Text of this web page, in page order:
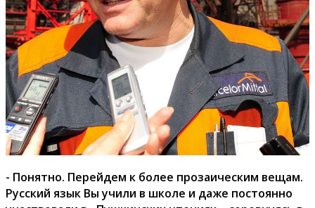
- Понятно. Перейдем к более прозаическим вещам.
Русский язык Вы учили в школе и даже постоянно